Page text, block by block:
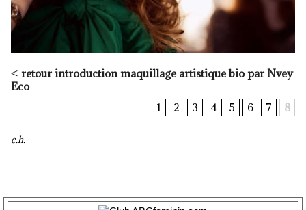
< retour introduction maquillage artistique bio par Nvey
Eco
1
2 3 4 5 6 7 8
c.h.